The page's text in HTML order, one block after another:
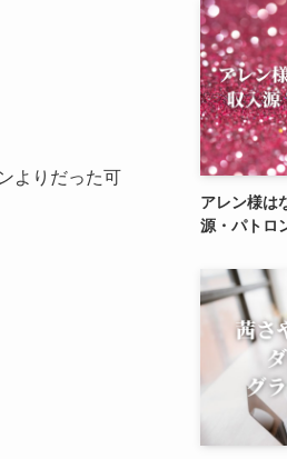
よりだった可
アレン様は
源・パトロ